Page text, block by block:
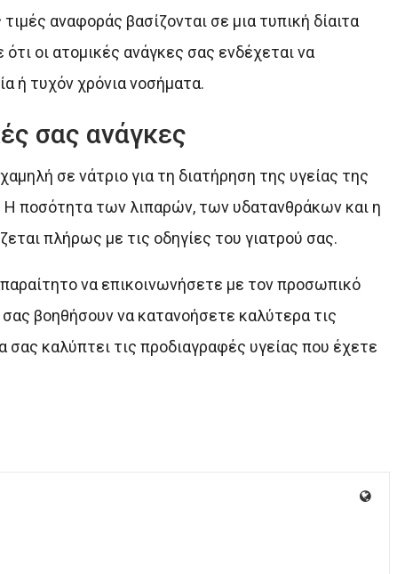
αναφοράς βασίζονται σε μια τυπική δίαιτα
οι ατομικές ανάγκες σας ενδέχεται να
ή τυχόν χρόνια νοσήματα.
σας ανάγκες
σε νάτριο για τη διατήρηση της υγείας της
Η ποσότητα των λιπαρών, των υδατανθράκων και η
πλήρως με τις οδηγίες του γιατρού σας.
να επικοινωνήσετε με τον προσωπικό
σας βοηθήσουν να κατανοήσετε καλύτερα τις
καλύπτει τις προδιαγραφές υγείας που έχετε